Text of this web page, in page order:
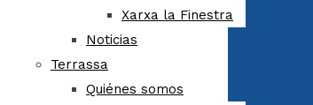
Xarxa la Finestra
Noticias
Terrassa
Quiénes somos